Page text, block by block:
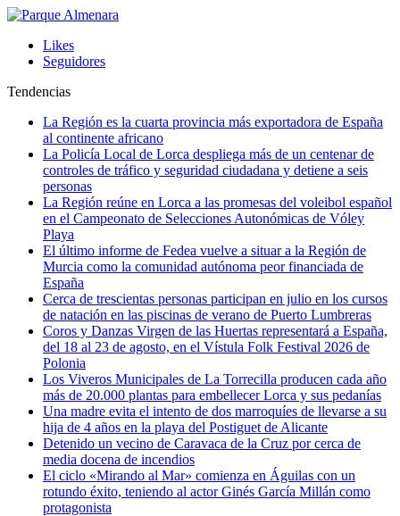
Likes
Seguidores
Tendencias
La Región es la cuarta provincia más exportadora de España
al continente africano
La Policía Local de Lorca despliega más de un centenar de
controles de tráfico y seguridad ciudadana y detiene a seis
personas
La Región reúne en Lorca a las promesas del voleibol español
en el Campeonato de Selecciones Autonómicas de Vóley
Playa
El último informe de Fedea vuelve a situar a la Región de
Murcia como la comunidad autónoma peor financiada de
España
Cerca de trescientas personas participan en julio en los cursos
de natación en las piscinas de verano de Puerto Lumbreras
Coros y Danzas Virgen de las Huertas representará a España,
del 18 al 23 de agosto, en el Vístula Folk Festival 2026 de
Polonia
Los Viveros Municipales de La Torrecilla producen cada año
más de 20.000 plantas para embellecer Lorca y sus pedanías
Una madre evita el intento de dos marroquíes de llevarse a su
hija de 4 años en la playa del Postiguet de Alicante
Detenido un vecino de Caravaca de la Cruz por cerca de
media docena de incendios
El ciclo «Mirando al Mar» comienza en Águilas con un
rotundo éxito, teniendo al actor Ginés García Millán como
protagonista